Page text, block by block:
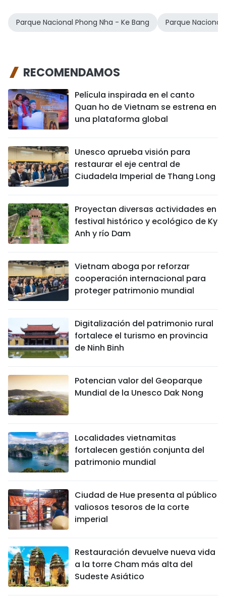
Parque Nacional Phong Nha - Ke Bang Parque Nacional
RECOMENDAMOS
Película inspirada en el canto
Quan ho de Vietnam se estrena en
una plataforma global
Unesco aprueba visión para
restaurar el eje central de
Ciudadela Imperial de Thang Long
Proyectan diversas actividades en
festival histórico y ecológico de Ky
Anh y río Dam
Vietnam aboga por reforzar
cooperación internacional para
proteger patrimonio mundial
Digitalización del patrimonio rural
fortalece el turismo en provincia
de Ninh Binh
Potencian valor del Geoparque
Mundial de la Unesco Dak Nong
Localidades vietnamitas
fortalecen gestión conjunta del
patrimonio mundial
Ciudad de Hue presenta al público
valiosos tesoros de la corte
imperial
Restauración devuelve nueva vida
a la torre Cham más alta del
Sudeste Asiático